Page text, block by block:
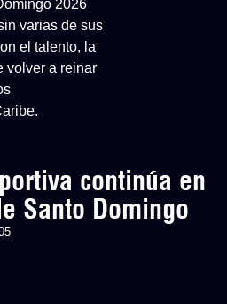
2026
varias de sus
el talento, la
volver a reinar
continúa en
Santo Domingo